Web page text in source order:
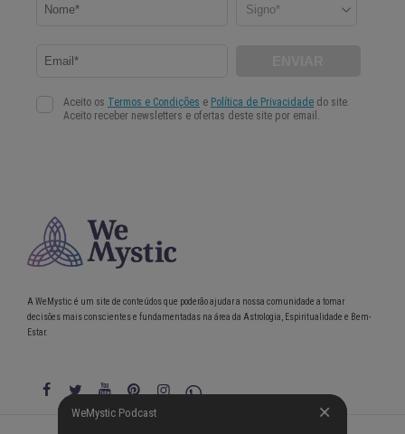
WeMystic Podcast
A WeMystic é um site de conteúdos que poderão ajudar a nossa comunidade a tomar
decisões mais conscientes e fundamentadas na área da Astrologia, Espiritualidade e Bem-
Estar.
WeMystic Podcast